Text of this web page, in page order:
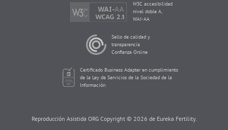
W3C accesibilidad
nivel doble A,
WAI-AA
Sello de calidad y
transparencia
Confianza Online
Certificado Business Adapter en cumplimiento
de la Ley de Servicios de la Sociedad de la
Información
Reproducción Asistida ORG Copyright © 2026 de Eureka Fertility.